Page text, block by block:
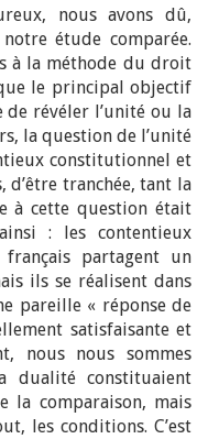
nous avons dû,
étude comparée.
à la méthode du droit
le principal objectif
de révéler l’unité ou la
la question de l’unité
constitutionnel et
tranchée, tant la
à cette question était
: les contentieux
partagent un
ils se réalisent dans
pareille « réponse de
satisfaisante et
nous nous sommes
dualité constituaient
la comparaison, mais
les conditions. C’est